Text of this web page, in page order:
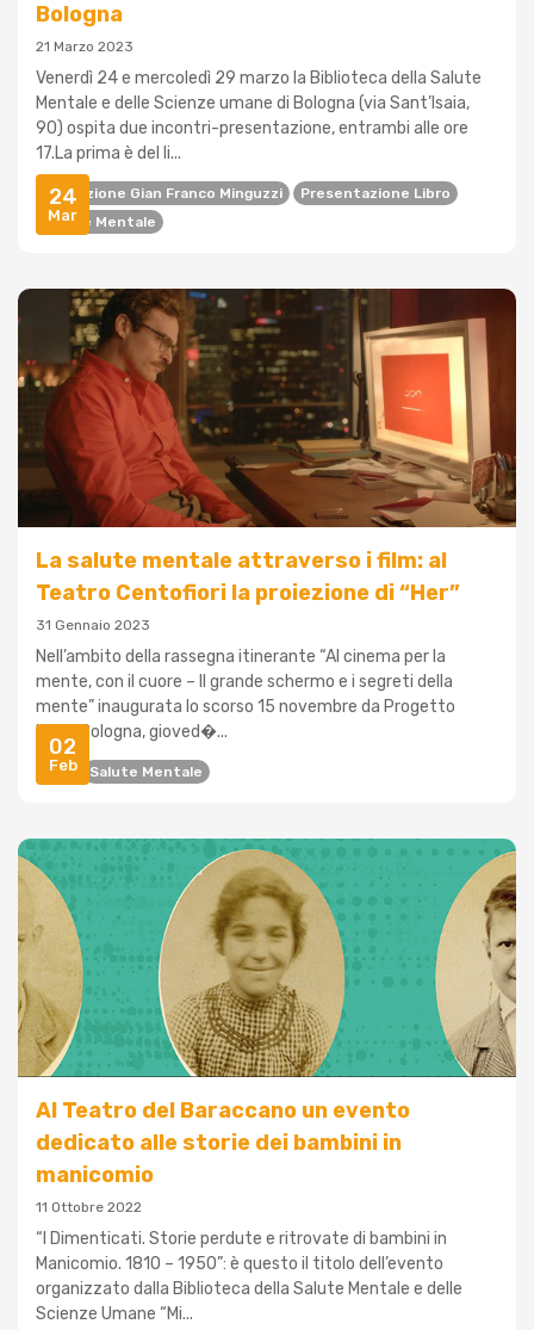
24
Mar
Bologna
21 Marzo 2023
Venerdì 24 e mercoledì 29 marzo la Biblioteca della Salute
Mentale e delle Scienze umane di Bologna (via Sant’Isaia,
90) ospita due incontri-presentazione, entrambi alle ore
17.La prima è del li...
Istituzione Gian Franco Minguzzi
Presentazione Libro
Salute Mentale
02
Feb
La salute mentale attraverso i film: al
Teatro Centofiori la proiezione di “Her”
31 Gennaio 2023
Nell’ambito della rassegna itinerante “Al cinema per la
mente, con il cuore – Il grande schermo e i segreti della
mente” inaugurata lo scorso 15 novembre da Progetto
Itaca Bologna, gioved�...
Film Salute Mentale
Al Teatro del Baraccano un evento
dedicato alle storie dei bambini in
manicomio
11 Ottobre 2022
“I Dimenticati. Storie perdute e ritrovate di bambini in
Manicomio. 1810 – 1950”: è questo il titolo dell’evento
organizzato dalla Biblioteca della Salute Mentale e delle
Scienze Umane “Mi...